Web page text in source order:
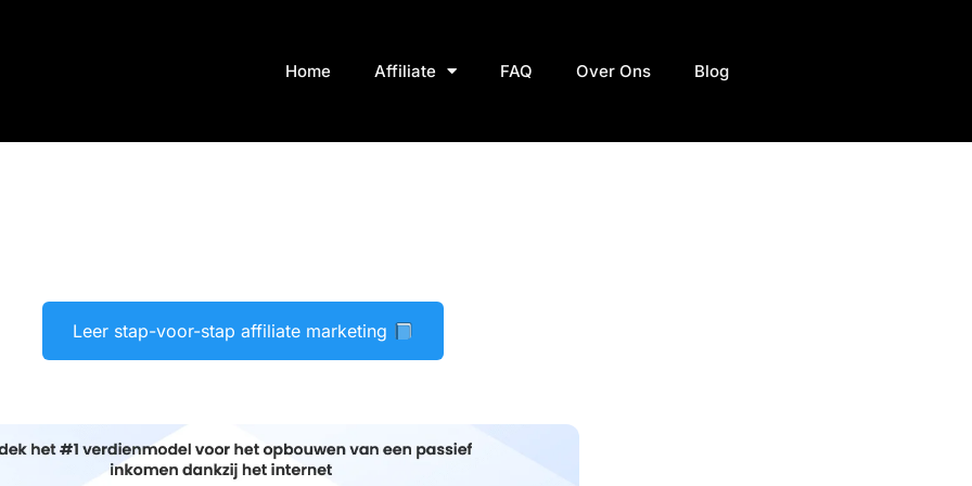
Home Affiliate FAQ Over Ons Blog
Leer stap-voor-stap affiliate marketing